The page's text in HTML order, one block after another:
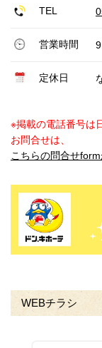
TEL
営業時間
定休日
※掲載の電話番号は
お問合せは、
こちらの問合せform
WEBチラシ